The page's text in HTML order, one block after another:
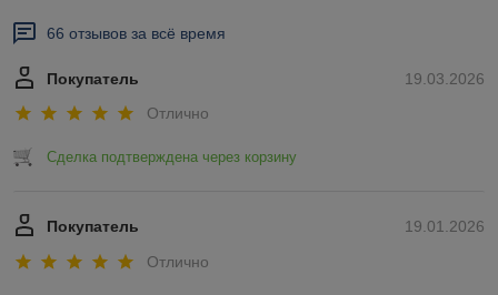
66 отзывов за всё время
19.03.2026
Покупатель
Отлично
Сделка подтверждена через корзину
19.01.2026
Покупатель
Отлично